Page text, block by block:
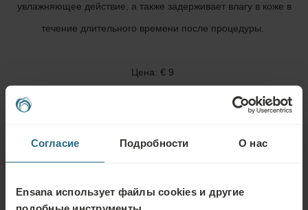
Согласие Подробности О нас
Ensana использует файлы cookies и другие
увлажняющее действие, а также задерживает влагу в коже в
течение длительного времени после процедуры.
Цена: € 9